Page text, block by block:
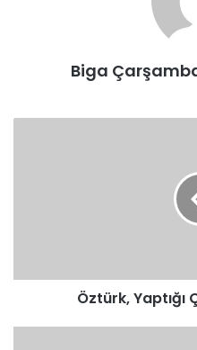
Biga
Öztürk, Yaptığı